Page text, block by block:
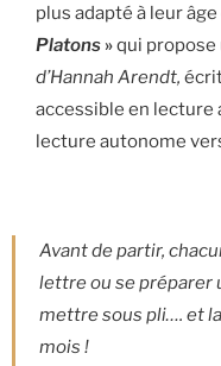
plus adapté à leur
Platons »qui propose
d’Hannah Arendt,
accessible en lecture
lecture autonome
Avant de partir,
lettre ou se préparer
mettre sous pli…. et
mois !